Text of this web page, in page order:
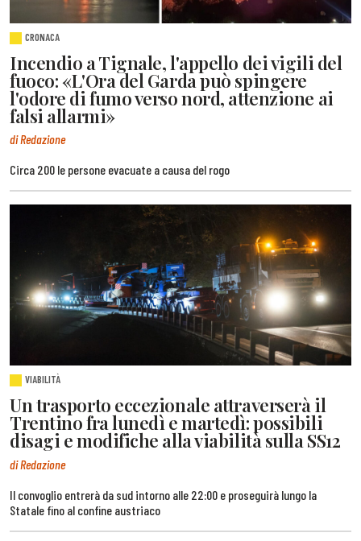
CRONACA
Incendio a Tignale, l'appello dei vigili del
fuoco: «L'Ora del Garda può spingere
l'odore di fumo verso nord, attenzione ai
falsi allarmi»
di Redazione
Circa 200 le persone evacuate a causa del rogo
VIABILITÀ
Un trasporto eccezionale attraverserà il
Trentino fra lunedì e martedì: possibili
disagi e modifiche alla viabilità sulla SS12
di Redazione
Il convoglio entrerà da sud intorno alle 22:00 e proseguirà lungo la
Statale fino al confine austriaco